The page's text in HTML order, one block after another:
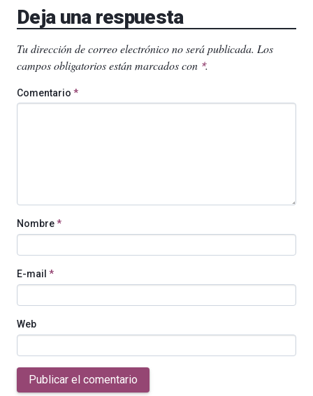
Deja una respuesta
Tu dirección de correo electrónico no será publicada. Los
campos obligatorios están marcados con *.
Comentario *
Nombre*
E-mail *
Web
Publicar el comentario